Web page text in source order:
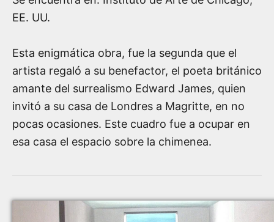
EE. UU.
Esta enigmática obra, fue la segunda que el
artista regaló a su benefactor, el poeta británico
amante del surrealismo Edward James, quien
invitó a su casa de Londres a Magritte, en no
pocas ocasiones. Este cuadro fue a ocupar en
esa casa el espacio sobre la chimenea.